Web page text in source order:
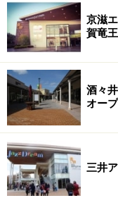
京滋
賀竜王
酒々
オー
三井